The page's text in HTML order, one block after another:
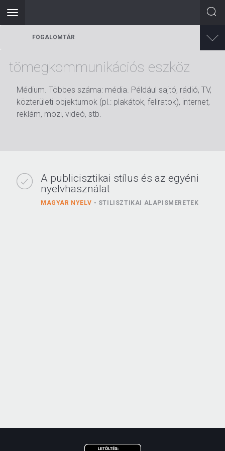
Toggle
navigation
FOGALOMTÁR
tömegkommunikációs eszköz
Médium. Többes száma: média. Például sajtó, rádió, TV,
közterületi objektumok (pl.: plakátok, feliratok), internet,
reklám, mozi, videó, stb.
A publicisztikai stílus és az egyéni
nyelvhasználat
MAGYAR NYELV STILISZTIKAI ALAPISMERETEK